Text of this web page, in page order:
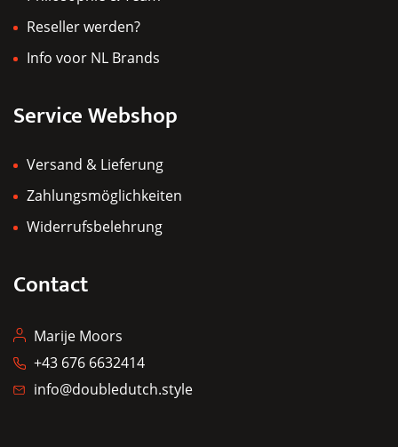
Reseller werden?
Info voor NL Brands
Service Webshop
Versand & Lieferung
Zahlungsmöglichkeiten
Widerrufsbelehrung
Contact
Marije Moors
+43 676 6632414
info@doubledutch.style